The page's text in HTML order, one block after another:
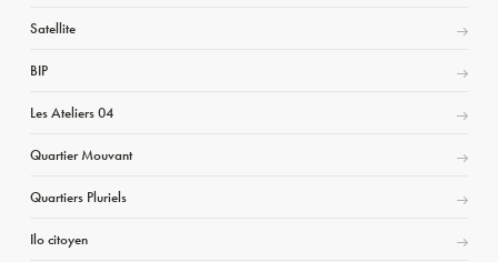
Satellite
BIP
Les Ateliers 04
Quartier Mouvant
Quartiers Pluriels
Ilo citoyen